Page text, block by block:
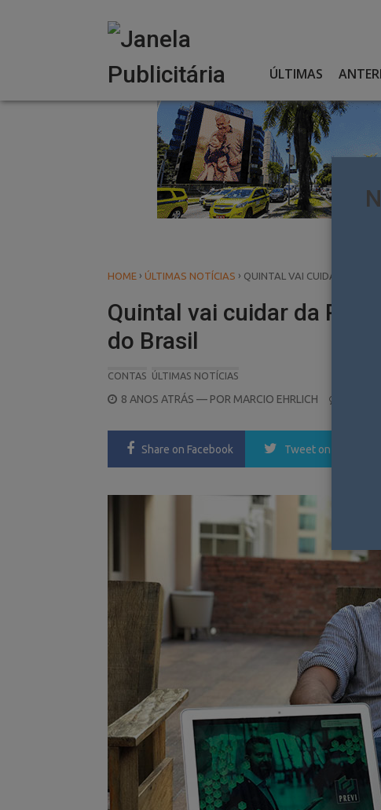
ÚLTIMAS
HOME › ÚLTIMAS NOTÍCIAS › QUINTAL VAI CUIDAR DA
Quintal vai cuidar da
do Brasil
CONTAS ÚLTIMAS NOTÍCIAS
POSTED
8 ANOS ATRÁS — POR MARCIO EHRLICH
Share on Facebook Tweet on Twitter